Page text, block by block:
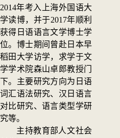
2014年考入上海外国语大
学读博，并于2017年顺利
获得日语语言文学博士学
位。博士期间曾赴日本早
稻田大学访学，求学于文
学学术院森山卓郎教授门
下。主要研究方向为日语
词汇语法研究、汉日语言
对比研究、语言类型学研
究等。
主持教育部人文社会